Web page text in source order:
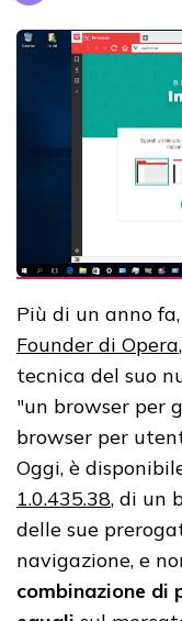
Più di un anno fa,
Founder di Opera
tecnica del suo
"un browser per
browser per
Oggi, è
1.0.435.38, di un
delle sue
navigazione, e
combinazione di